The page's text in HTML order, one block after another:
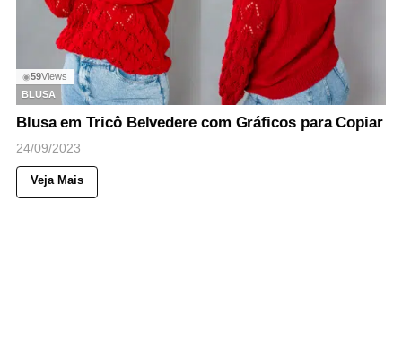
◉59Views
BLUSA
Blusa em Tricô Belvedere com Gráficos para Copiar
24/09/2023
Veja Mais